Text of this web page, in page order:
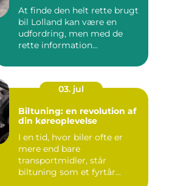
At finde den helt rette brugt
bil Lolland kan være en
udfordring, men med de
rette information...
03. jul
Biltuning: en revolution af
din køreoplevelse
I en tid, hvor biler ofte er
mere end bare
transportmidler, står
biltuning som et fyrtår...